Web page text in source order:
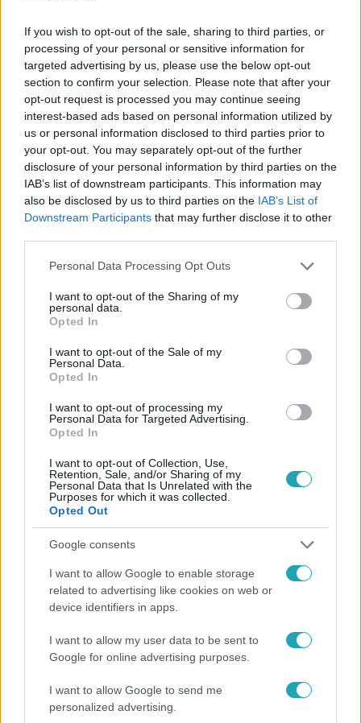
If you wish to opt-out of the sale, sharing to third parties, or
processing of your personal or sensitive information for
targeted advertising by us, please use the below opt-out
section to confirm your selection. Please note that after your
opt-out request is processed you may continue seeing
interest-based ads based on personal information utilized by
us or personal information disclosed to third parties prior to
your opt-out. You may separately opt-out of the further
disclosure of your personal information by third parties on the
IAB’s list of downstream participants. This information may
also be disclosed by us to third parties on the IAB’s List of
Downstream Participants that may further disclose it to other
Please note that this website/app uses one or more Google
not limited to your visit or usage behaviour. You may click to
grant or deny consent to Google and its third-party tags to
use your data for below specified purposes in below Google
consent section.
Personal Data Processing Opt Outs
I want to opt-out of the Sharing of my
personal data.
Opted In
I want to opt-out of the Sale of my
Personal Data.
Opted In
I want to opt-out of processing my
Personal Data for Targeted Advertising.
Opted In
I want to opt-out of Collection, Use,
Retention, Sale, and/or Sharing of my
Personal Data that Is Unrelated with the
Purposes for which it was collected.
Opted Out
Google consents
I want to allow Google to enable storage
related to advertising like cookies on web or
device identifiers in apps.
I want to allow my user data to be sent to
Google for online advertising purposes.
I want to allow Google to send me
personalized advertising.
Kövess minket, és értesülj a friss hírekről a
CSEMPÉSZEK #KÖLYÖKKUTYA HEGYESHALOM
Népszerű